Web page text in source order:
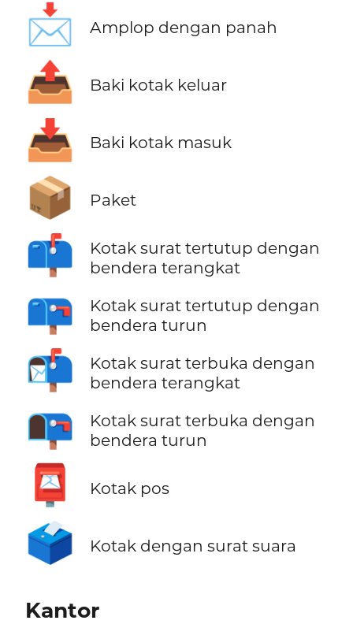
📩 Amplop dengan panah
📤 Baki kotak keluar
📥 Baki kotak masuk
📦 Paket
📫
Kotak surat tertutup dengan
bendera terangkat
📪
Kotak surat tertutup dengan
bendera turun
📬
Kotak surat terbuka dengan
bendera terangkat
📭
Kotak surat terbuka dengan
bendera turun
📮 Kotak pos
🗳️ Kotak dengan surat suara
Kantor